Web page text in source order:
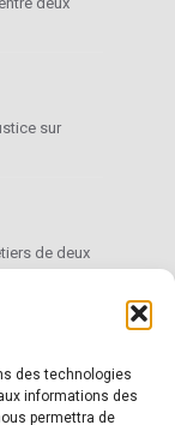
des technologies
informations des
permettra de
sur
de deux
au cœur des
de justice